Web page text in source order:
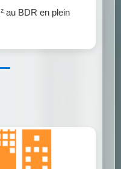
au BDR en plein